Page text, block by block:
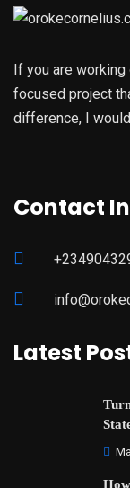
If you are working
focused project
difference, I
Contact
Latest